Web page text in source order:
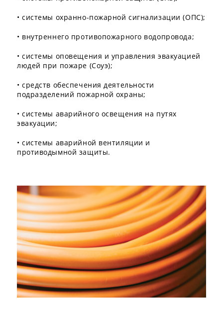
• системы охранно-пожарной сигнализации (ОПС);
• внутреннего противопожарного водопровода;
• системы оповещения и управления эвакуацией
людей при пожаре (Соуэ);
• средств обеспечения деятельности
подразделений пожарной охраны;
• системы аварийного освещения на путях
эвакуации;
• системы аварийной вентиляции и
противодымной защиты.